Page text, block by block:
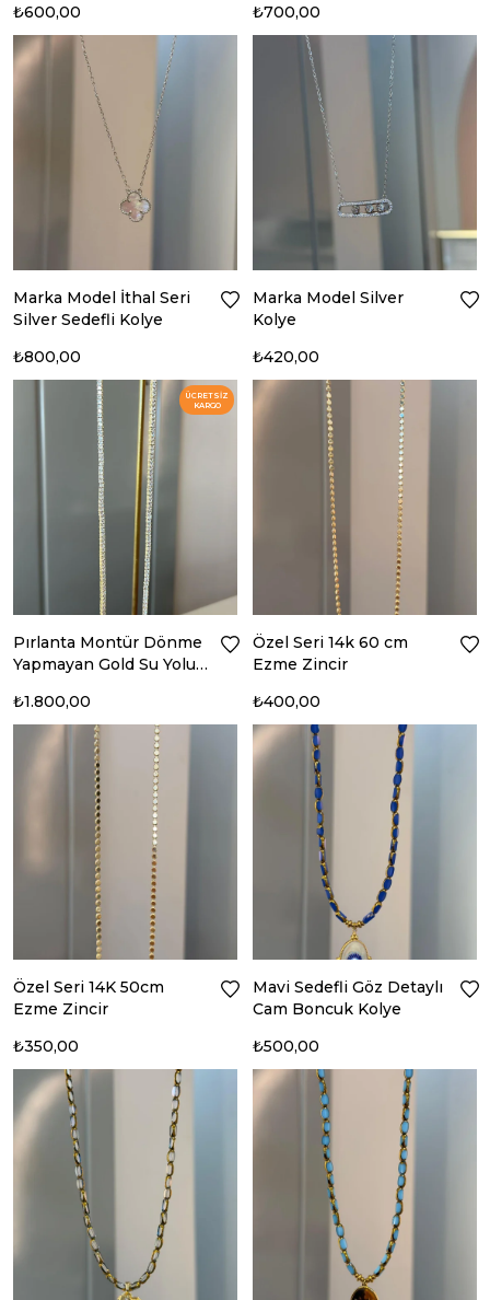
₺600,00 ₺700,00
Marka Model İthal Seri
Silver Sedefli Kolye
₺800,00
Marka Model Silver
Kolye
₺420,00
Pırlanta Montür Dönme
Yapmayan Gold Su Yolu
₺1.800,00
ÜCRETSIZ
KARGO
Özel Seri 14k 60 cm
Ezme Zincir
₺400,00
Özel Seri 14K 50cm
Ezme Zincir
₺350,00
Mavi Sedefli Göz Detaylı
Cam Boncuk Kolye
₺500,00